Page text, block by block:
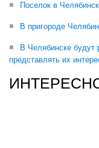
Поселок в
В пригороде
В Челябинске будут
представлять их